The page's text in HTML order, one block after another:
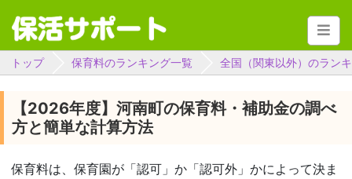
トップ 保育料のランキング一覧 全国（関東以外）のラン
【2026年度】河南町の保育料・補助金の調べ
方と簡単な計算方法
保育料は、保育園が「認可」か「認可外」かによって決ま